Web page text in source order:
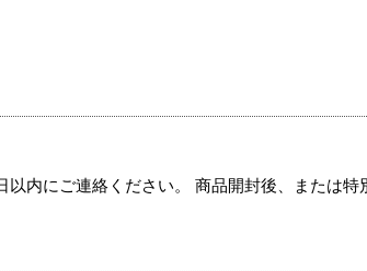
内にご連絡ください。 商品開封後、または特